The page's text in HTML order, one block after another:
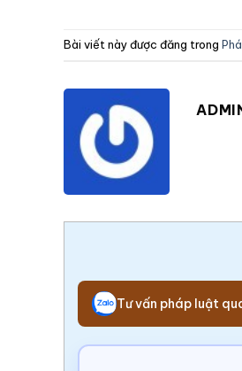
Bài viết này được đăng trong
Tư vấn pháp luật